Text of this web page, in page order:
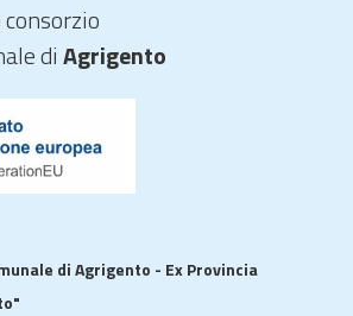
diAgrigento
di Agrigento - Ex Provincia